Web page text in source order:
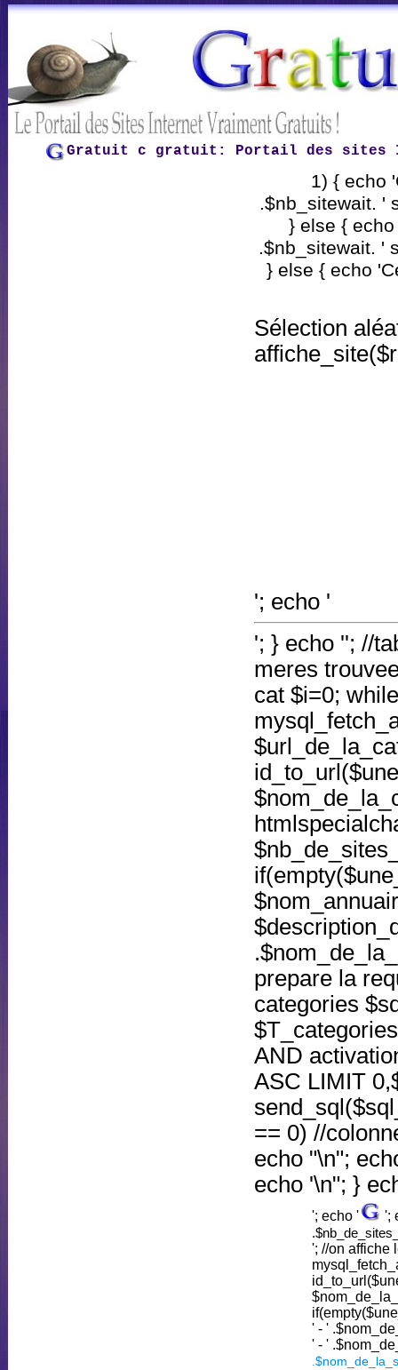
Gratuit c gratuit : Portail des sites
1) { echo
.$nb_sitewait. '
} else {
.$nb_sitewait. '
} else { echo
Sélection
'; echo '
'; } echo ''; //
meres
cat $i=0;
prepare la
categories
AND
ASC LIMIT
== 0) //
echo "\n";
echo '\n"; }
'; echo '
';
'; //on affiche
' - '
' - '